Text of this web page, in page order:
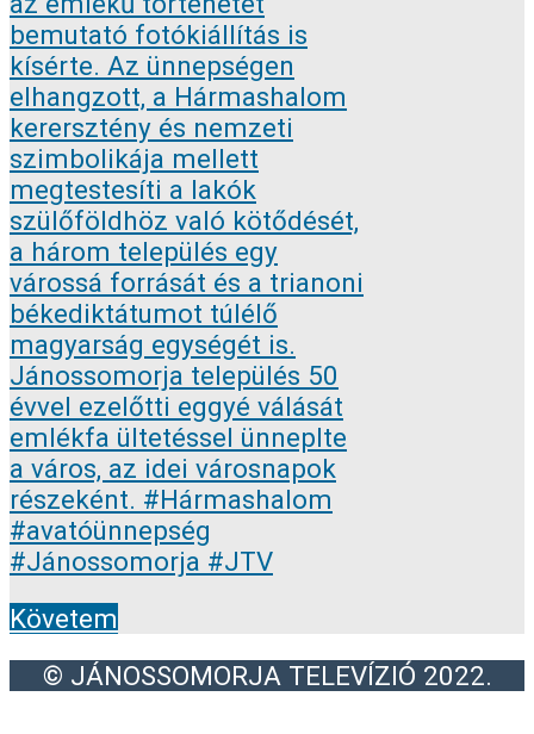
Követem
© JÁNOSSOMORJA TELEVÍZIÓ 2022.